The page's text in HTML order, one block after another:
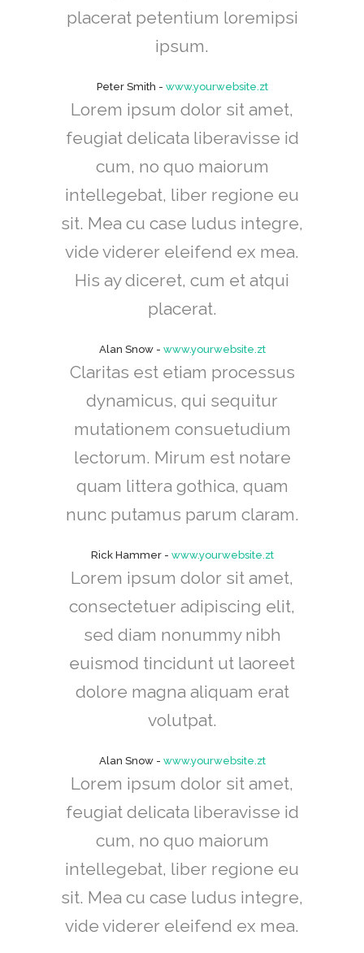
placerat petentium loremipsi
ipsum.
Peter Smith - www.yourwebsite.zt
Lorem ipsum dolor sit amet,
feugiat delicata liberavisse id
cum, no quo maiorum
intellegebat, liber regione eu
sit. Mea cu case ludus integre,
vide viderer eleifend ex mea.
His ay diceret, cum et atqui
placerat.
Alan Snow- www.yourwebsite.zt
Claritas est etiam processus
dynamicus, qui sequitur
mutationem consuetudium
lectorum. Mirum est notare
quam littera gothica, quam
nunc putamus parum claram.
Rick Hammer- www.yourwebsite.zt
Lorem ipsum dolor sit amet,
consectetuer adipiscing elit,
sed diam nonummy nibh
euismod tincidunt ut laoreet
dolore magna aliquam erat
volutpat.
Alan Snow- www.yourwebsite.zt
Lorem ipsum dolor sit amet,
feugiat delicata liberavisse id
cum, no quo maiorum
intellegebat, liber regione eu
sit. Mea cu case ludus integre,
vide viderer eleifend ex mea.